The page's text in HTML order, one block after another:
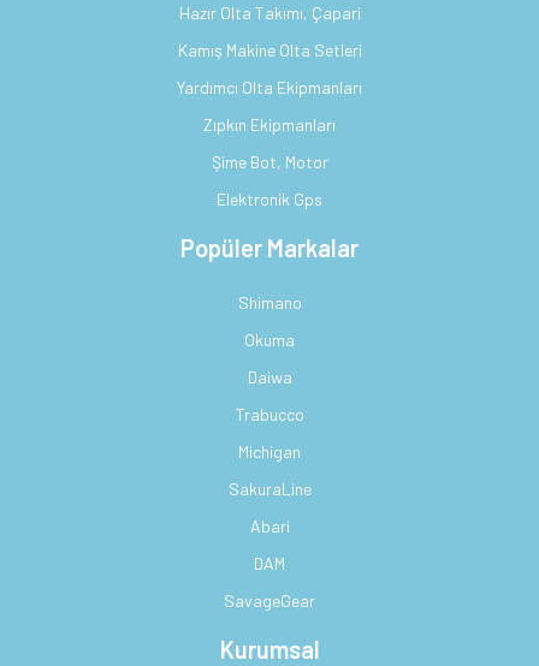
Hazır Olta Takımı, Çapari
Kamış Makine Olta Setleri
Yardımcı Olta Ekipmanları
Zıpkın Ekipmanları
Şime Bot, Motor
Elektronik Gps
Popüler Markalar
Shimano
Okuma
Daiwa
Trabucco
Michigan
SakuraLine
Abari
DAM
SavageGear
Kurumsal